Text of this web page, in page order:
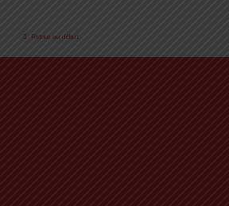
Retour au début